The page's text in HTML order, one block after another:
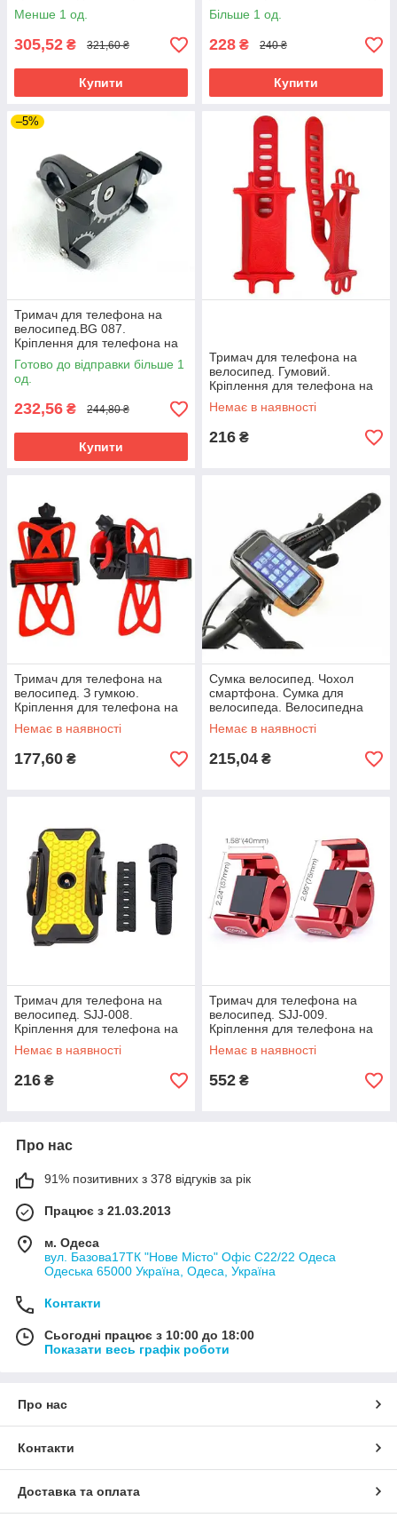
велосипед.
Менше 1 од.
305,52 ₴ 321,60 ₴
Купити
Більше 1 од.
228 ₴ 240 ₴
Купити
–5%
Тримач для телефона на
велосипед.BG 087.
Кріплення для телефона на
велосипед.
Готово до відправки більше 1
од.
232,56 ₴ 244,80 ₴
Купити
Тримач для телефона на
велосипед. Гумовий.
Кріплення для телефона на
велосипед.
Немає в наявності
216 ₴
Тримач для телефона на
велосипед. З гумкою.
Кріплення для телефона на
велосипед.
Немає в наявності
177,60 ₴
Сумка велосипед. Чохол
смартфона. Сумка для
велосипеда. Велосипедна
сумка. Велосумка.
Немає в наявності
215,04 ₴
Тримач для телефона на
велосипед. SJJ-008.
Кріплення для телефона на
велосипед.
Немає в наявності
216 ₴
Тримач для телефона на
велосипед. SJJ-009.
Кріплення для телефона на
велосипед.
Немає в наявності
552 ₴
Про нас
91% позитивних з 378 відгуків за рік
Працює з 21.03.2013
м. Одеса
вул. Базова17ТК "Нове Місто" Офіс С22/22 Одеса
Одеська 65000 Україна, Одеса, Україна
Контакти
Сьогодні працює з 10:00 до 18:00
Показати весь графік роботи
Про нас
Контакти
Доставка та оплата